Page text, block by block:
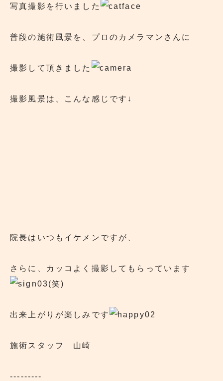
写真撮影を行いました
普段の施術風景を、プロのカメラマンさんに
撮影して頂きました
撮影風景は、こんな感じです↓
院長はいつもイケメンですが、
さらに、カッコよく撮影してもらっています
(笑)
出来上がりが楽しみです
施術スタッフ 山崎
---------